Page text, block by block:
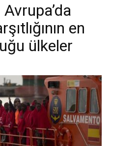
en
ülkeler